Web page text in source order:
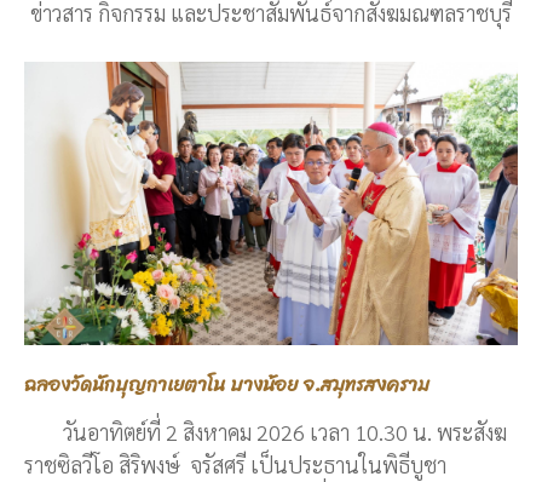
ข่าวสาร กิจกรรม และประชาสัมพันธ์จากสังฆมณฑลราชบุรี
ฉลองวัดนักบุญกาเยตาโน บางน้อย จ.สมุทรสงคราม
วันอาทิตย์ที่ 2 สิงหาคม 2026 เวลา 10.30 น. พระสังฆ
ราชซิลวีโอ สิริพงษ์ จรัสศรี เป็นประธานในพิธีบูชา